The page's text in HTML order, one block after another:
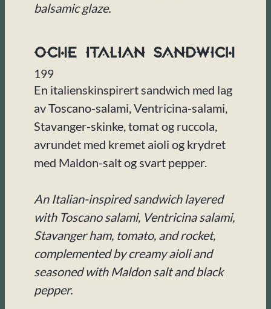
balsamic glaze.
Oche Italian Sandwich
199
En italienskinspirert sandwich med lag
av Toscano-salami, Ventricina-salami,
Stavanger-skinke, tomat og ruccola,
avrundet med kremet aioli og krydret
med Maldon-salt og svart pepper.
An Italian-inspired sandwich layered
with Toscano salami, Ventricina salami,
Stavanger ham, tomato, and rocket,
complemented by creamy aioli and
seasoned with Maldon salt and black
pepper.